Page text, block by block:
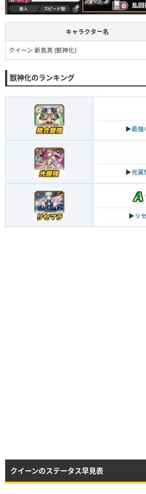
キャラクター名
クイーン 新島真 (獣神化)
獣神化のランキング
▶︎最強
▶︎光属
▶︎ リ
クイーンのステータス早見表